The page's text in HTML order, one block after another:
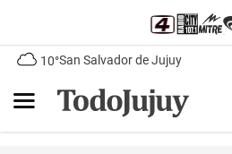
10°San Salvador de Jujuy